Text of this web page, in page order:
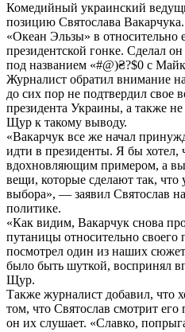
Комедийный украинский
позицию Святослава
«Океан Эльзы» в относительно
президентской гонке. Сделал
под названием «#@)₴?$0 с
Журналист обратил внимание
до сих пор не подтвердил свое
президента Украины, а также
Щур к такому выводу.
«Вакарчук все же начал
идти в президенты. Я бы хотел,
вдохновляющим примером, а вы
вещи, которые сделают так, что
выбора», — заявил Святослав
политике.
«Как видим, Вакарчук снова
путаницы относительно своего
посмотрел один из наших
было быть шуткой, воспринял
Щур.
Также журналист добавил, что
том, что Святослав смотрит его
он их слушает. «Славко,